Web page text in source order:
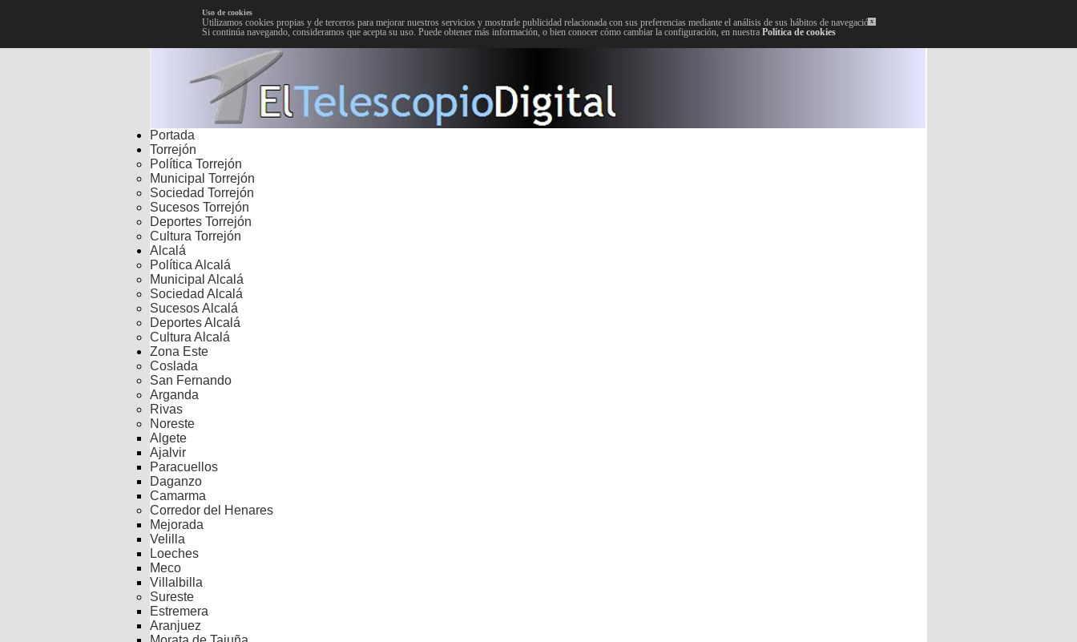
x
Uso de cookies
Utilizamos cookies propias y de terceros para mejorar nuestros servicios y mostrarle publicidad relacionada con sus preferencias mediante el análisis de sus hábitos de navegación.
Si continúa navegando, consideramos que acepta su uso. Puede obtener más información, o bien conocer cómo cambiar la configuración, en nuestra Política de cookies
Portada
Torrejón
Política Torrejón
Municipal Torrejón
Sociedad Torrejón
Sucesos Torrejón
Deportes Torrejón
Cultura Torrejón
Alcalá
Política Alcalá
Municipal Alcalá
Sociedad Alcalá
Sucesos Alcalá
Deportes Alcalá
Cultura Alcalá
Zona Este
Coslada
San Fernando
Arganda
Rivas
Noreste
Algete
Ajalvir
Paracuellos
Daganzo
Camarma
Corredor del Henares
Mejorada
Velilla
Loeches
Meco
Villalbilla
Sureste
Estremera
Aranjuez